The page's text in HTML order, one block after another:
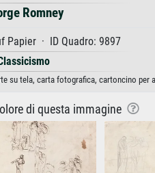
Romney
Papier · ID Quadro: 9897
su tela, carta fotografica, cartoncino
di questa immagine